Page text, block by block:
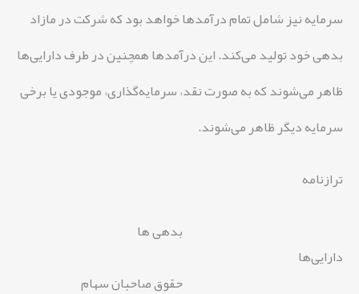
سرمایه نیز شامل تمام درآمدها خواهد بود که شرکت در مازاد
بدهی خود تولید می‌کند. این درآمدها همچنین در طرف دارایی‌ها
ظاهر می‌شوند که به صورت نقد، سرمایه‌گذاری، موجودی یا برخی
سرمایه دیگر ظاهر می‌شوند.
ترازنامه
دارایی‌ها
بدهی ها
حقوق صاحبان سهام